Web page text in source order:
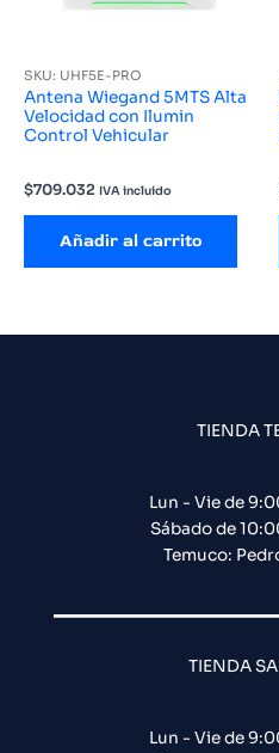
SKU: UHF5E-PRO
Antena Wiegand 5MTS Alta
Velocidad con Ilumin
Control Vehicular
$709.032 IVA incluido
Añadir al carrito
TIENDA
Lun - Vie de
Sábado de
Temuco:
TIENDA
Lun - Vie de